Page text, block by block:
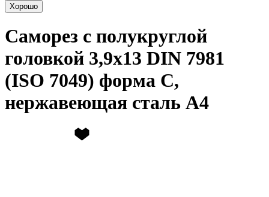
Хорошо
Саморез с полукруглой
головкой 3,9х13 DIN 7981
(ISO 7049) форма C,
нержавеющая сталь А4